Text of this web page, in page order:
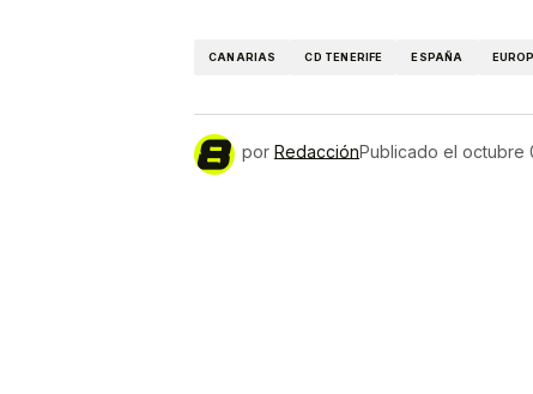
CANARIAS CD TENERIFE ESPAÑA
por RedacciónPublicado el octubre